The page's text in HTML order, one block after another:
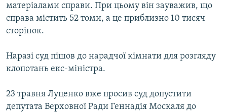
УКР
КТАТ
ДОЛУЧАЙСЯ!
матеріалами справи. При цьому він зауважив, що
справа містить 52 томи, а це приблизно 10 тисяч
сторінок.
Наразі суд пішов до нарадчої кімнати для розгляду
клопотань екс-міністра.
23 травня Луценко вже просив суд допустити
депутата Верховної Ради Геннадія Москаля до